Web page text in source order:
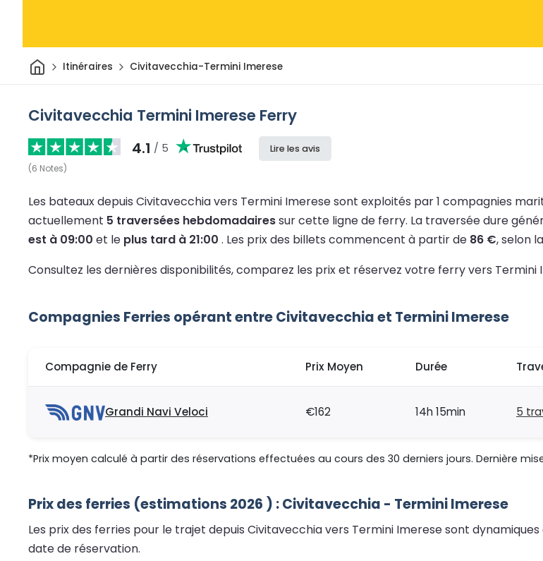
Maison
Itinéraires Civitavecchia-Termini Imerese
Civitavecchia Termini Imerese Ferry
4.1 / 5
(6 Notes)
Lire les avis
Les bateaux depuis Civitavecchia vers Termini Imerese sont exploités par 1 compagnies
actuellement 5 traversées hebdomadairessur cette ligne de ferry. La traversée dure
est à 09:00 et le plus tard à 21:00 . Les prix des billets commencent à partir de 86 €, selon
Consultez les dernières disponibilités, comparez les prix et réservez votre ferry vers Termini
Compagnies Ferries opérant entre Civitavecchia et Termini Imerese
Compagnie de Ferry Prix Moyen Durée
Grandi Navi Veloci €162 14h 15min 5
*Prix moyen calculé à partir des réservations effectuées au cours des 30 derniers jours. Dernière
Prix des ferries (estimations 2026 ) : Civitavecchia - Termini Imerese
Les prix des ferries pour le trajet depuis Civitavecchia vers Termini Imerese sont
date de réservation.